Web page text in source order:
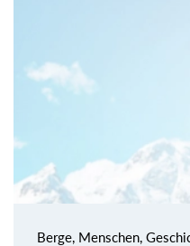
Berge, Menschen,